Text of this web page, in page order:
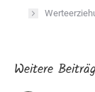
Weitere